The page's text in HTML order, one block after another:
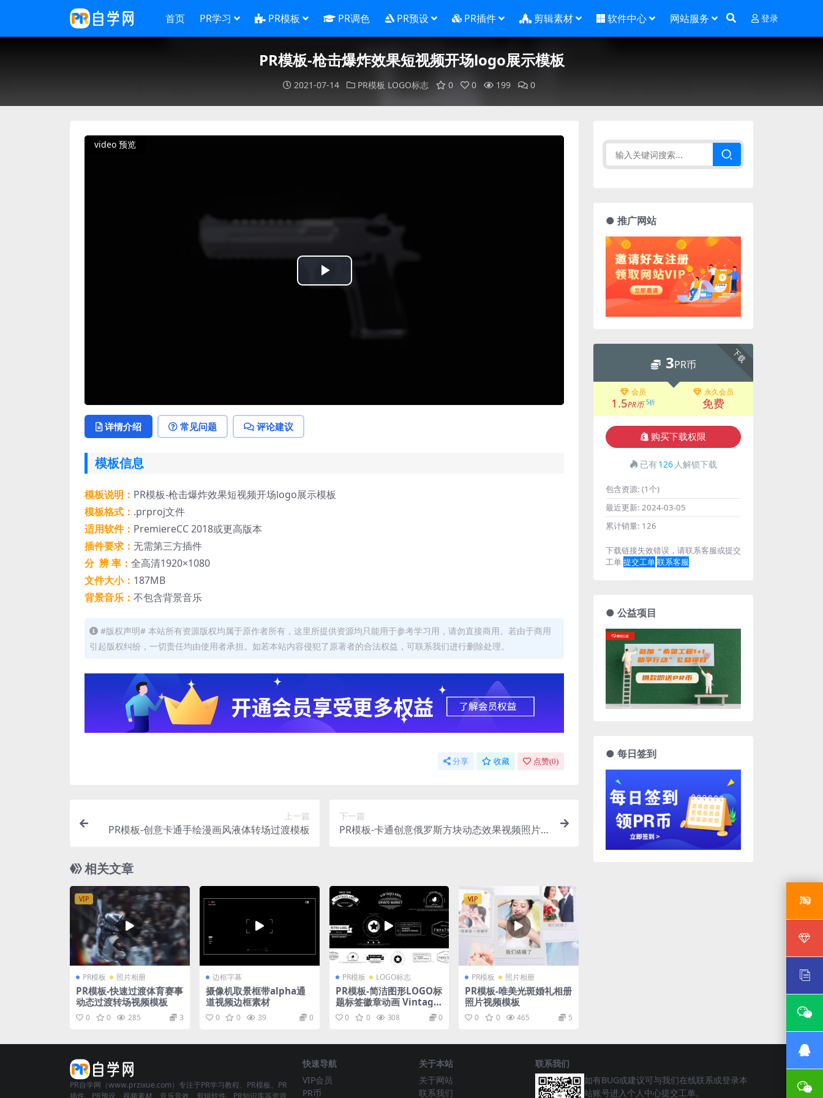
首页 PR学习 PR模板 PR调色 PR预设 PR插件 剪辑素材 软件中心 网站服务 登录
PR模板-枪击爆炸效果短视频开场logo展示模板
2021-07-14 PR模板 LOGO标志 0 0 199 0
video 预览
Play
详情介绍 常见问题 评论建议
模板信息
模板说明： PR模板-枪击爆炸效果短视频开场logo展示模板
模板格式： .prproj文件
适用软件： PremiereCC 2018或更高版本
插件要求： 无需第三方插件
分 辨 率： 全高清1920×1080
文件大小： 187MB
背景音乐： 不包含背景音乐
#版权声明# 本站所有资源版权均属于原作者所有，这里所提供资源均只能用于参考学习用，请勿直接商用。若由于商用
引起版权纠纷，一切责任均由使用者承担。如若本站内容侵犯了原著者的合法权益，可联系我们进行删除处理。
分享 收藏 点赞(0)
上一篇
PR模板-创意卡通手绘漫画风液体转场过渡模板
下一篇
PR模板-卡通创意俄罗斯方块动态效果视频照片相
相关文章
VIP
PR模板 照片相册
PR模板-快速过渡体育赛事
动态过渡转场视频模板
0 0 285 3
边框字幕
摄像机取景框带alpha通
道视频边框素材
0 0 39 0
PR模板 LOGO标志
PR模板-简洁图形LOGO标
题标签徽章动画 Vintage
Label Pack
0 0 308 0
VIP
PR模板 照片相册
PR模板-唯美光斑婚礼相册
照片视频模板
0 0 465 5
● 推广网站
下载
3PR币
会员
1.5PR币 5折
永久会员
免费
购买下载权限
已有126 人解锁下载
包含资源: (1个)
最近更新: 2024-03-05
累计销量: 126
下载链接失效错误，请联系客服或提交
工单提交工单联系客服
● 公益项目
● 每日签到
PR自学网（www.przixue.com）专注于PR学习教程、PR模板、PR
快速导航
VIP会员
PR币
关于本站
关于网站
联系我们
联系我们
如有BUG或建议可与我们在线联系或登录本
站账号进入个人中心提交工单。